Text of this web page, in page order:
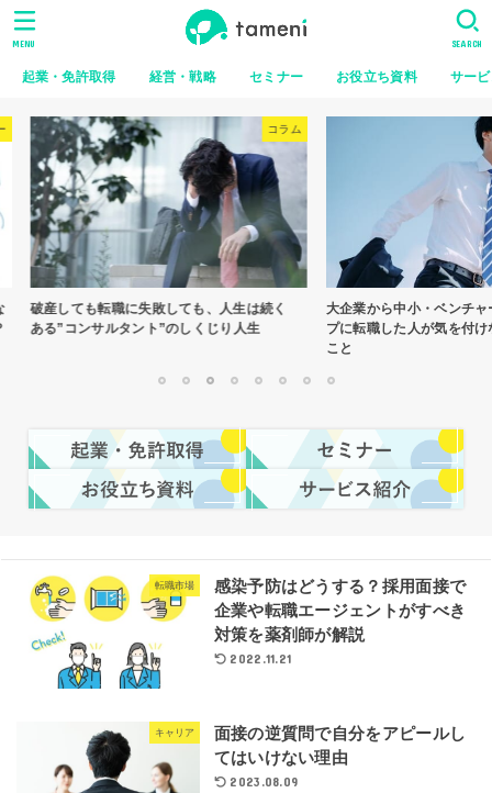
起業・免許取得 経営・戦略 セミナー お役立ち資料 サー
SEARCH
MENU
コラム
人生は続く
人生
大企業から中小・ベンチャー・スタートアッ
プに転職した人が気を付けなければならない
やめていく人
はない
転職市場
感染予防はどうする？採用面接で
企業や転職エージェントがすべき
対策を薬剤師が解説
2022.11.21
キャリア
面接の逆質問で自分をアピールし
てはいけない理由
2023.08.09